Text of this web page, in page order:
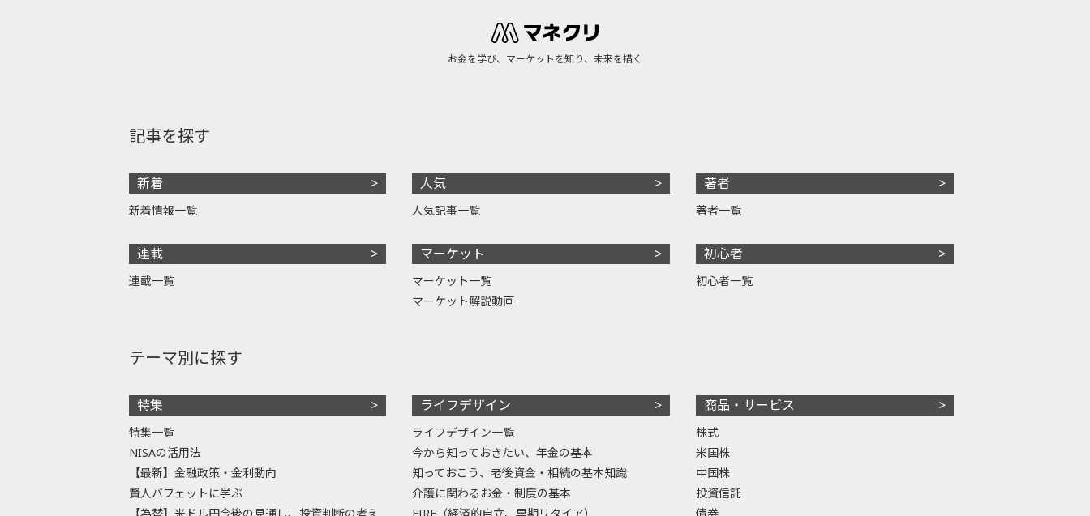
お金を学び、マーケットを知り、未来を描く
記事を探す
新着
新着情報一覧
連載
連載一覧
人気
人気記事一覧
マーケット
マーケット一覧
マーケット解説動画
著者
著者一覧
初心者
初心者一覧
テーマ別に探す
特集
特集一覧
NISAの活用法
【最新】金融政策・金利動向
賢人バフェットに学ぶ
ライフデザイン
ライフデザイン一覧
今から知っておきたい、年金の基本
知っておこう、老後資金・相続の基本知識
介護に関わるお金・制度の基本
商品・サービス
株式
米国株
中国株
投資信託